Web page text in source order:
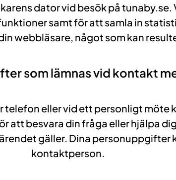
dator vid besök på
samt för att samla in
webbläsare, något som kan
som lämnas vid kontakt
eller vid ett personligt möte
att besvara din fråga eller hjälpa
gäller. Dina personuppgifter
kontaktperson.